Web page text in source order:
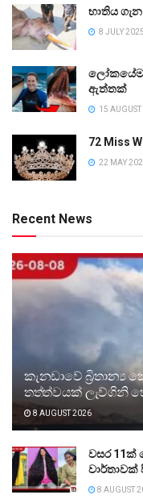
භාතිය
8 JULY 2025
ලෝකයේම
ඇත්තක්
15
72 Miss
22 MAY
Recent News
කැනඩාවේ බ්‍රිතාන්‍ය
තත්ත්වයක් ලැව්ගිනි
8 AUGUST 2026
වසර
8 AUGUST